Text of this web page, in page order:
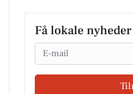
Få lokale nyheder
Email